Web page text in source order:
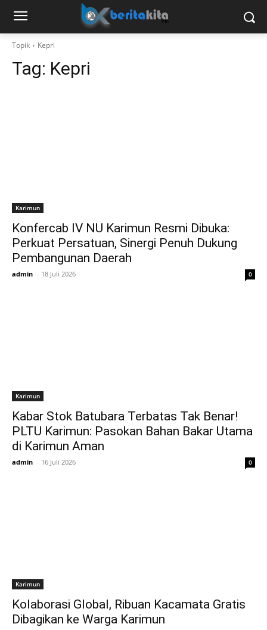
Topik Kepri
Tag: Kepri
Karimun
Konfercab IV NU Karimun Resmi Dibuka:
Perkuat Persatuan, Sinergi Penuh Dukung
Pembangunan Daerah
admin - 18 Juli 2026 0
Karimun
Kabar Stok Batubara Terbatas Tak Benar!
PLTU Karimun: Pasokan Bahan Bakar Utama
di Karimun Aman
admin - 16 Juli 2026 0
Karimun
Kolaborasi Global, Ribuan Kacamata Gratis
Dibagikan ke Warga Karimun